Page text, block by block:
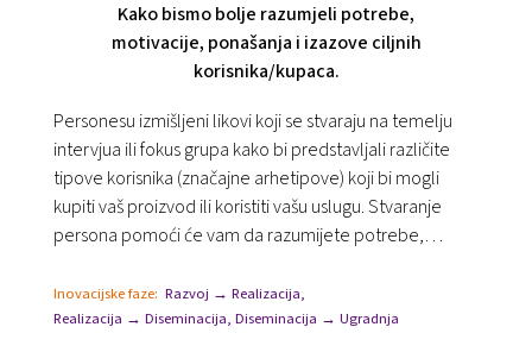
Kako bismo bolje razumjeli potrebe,
motivacije, ponašanja i izazove ciljnih
korisnika/kupaca.
Personesu izmišljeni likovi koji se stvaraju na temelju
intervjua ili fokus grupa kako bi predstavljali različite
tipove korisnika (značajne arhetipove) koji bi mogli
kupiti vaš proizvod ili koristiti vašu uslugu. Stvaranje
persona pomoći će vam da razumijete potrebe,
Inovacijske faze: Razvoj → Realizacija,
Realizacija → Diseminacija, Diseminacija → Ugradnja